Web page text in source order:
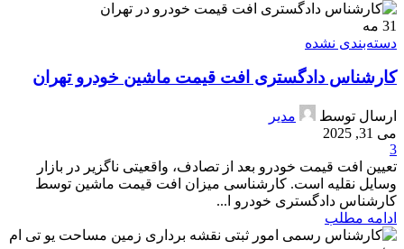
31 مه
دسته‌بندی نشده
کارشناس دادگستری افت قیمت ماشین خودرو تهران
ارسال توسط
مدیر
می 31, 2025
3
تعیین افت قیمت خودرو بعد از تصادف، واقعیتی ناگزیر در بازار
وسایل نقلیه است. کارشناسی میزان افت قیمت ماشین توسط
کارشناس دادگستری خودرو ا...
ادامه مطلب